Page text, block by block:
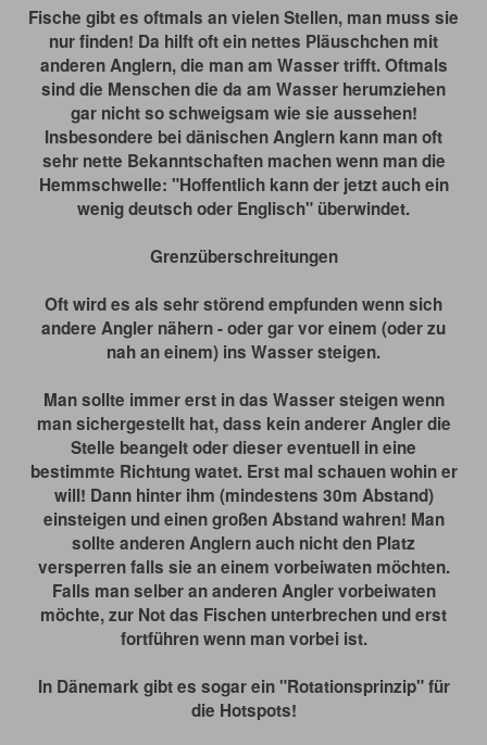
Fische gibt es oftmals an vielen Stellen, man muss sie
nur finden! Da hilft oft ein nettes Pläuschchen mit
anderen Anglern, die man am Wasser trifft. Oftmals
sind die Menschen die da am Wasser herumziehen
gar nicht so schweigsam wie sie aussehen!
Insbesondere bei dänischen Anglern kann man oft
sehr nette Bekanntschaften machen wenn man die
Hemmschwelle: "Hoffentlich kann der jetzt auch ein
wenig deutsch oder Englisch" überwindet.
Grenzüberschreitungen
Oft wird es als sehr störend empfunden wenn sich
andere Angler nähern - oder gar vor einem (oder zu
nah an einem) ins Wasser steigen.
Man sollte immer erst in das Wasser steigen wenn
man sichergestellt hat, dass kein anderer Angler die
Stelle beangelt oder dieser eventuell in eine
bestimmte Richtung watet. Erst mal schauen wohin er
will! Dann hinter ihm (mindestens 30m Abstand)
einsteigen und einen großen Abstand wahren! Man
sollte anderen Anglern auch nicht den Platz
versperren falls sie an einem vorbeiwaten möchten.
Falls man selber an anderen Angler vorbeiwaten
möchte, zur Not das Fischen unterbrechen und erst
fortführen wenn man vorbei ist.
In Dänemark gibt es sogar ein "Rotationsprinzip" für
die Hotspots!